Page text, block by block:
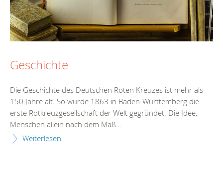
Geschichte
Die Geschichte des Deutschen Roten Kreuzes ist mehr als
150 Jahre alt. So wurde 1863 in Baden-Württemberg die
erste Rotkreuzgesellschaft der Welt gegründet. Die Idee,
Menschen allein nach dem Maß...
Weiterlesen